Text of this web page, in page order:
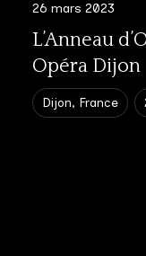
26 mars 2023
L’Anneau
Opéra Dijon
Dijon, France